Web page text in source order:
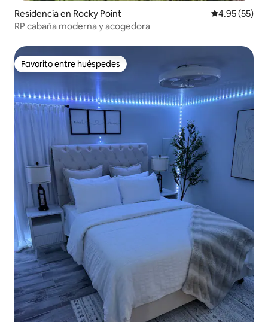
Residencia en Rocky Point Calificación
4.95 (55)
RP cabaña moderna y acogedora
Favorito entre huéspedes
Favorito entre huéspedes